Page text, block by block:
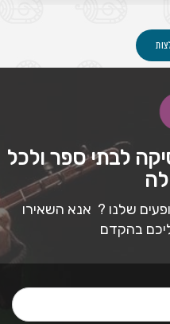
לבתי ספר ולכל
שלנו ? אנא השאירו
בהקדם